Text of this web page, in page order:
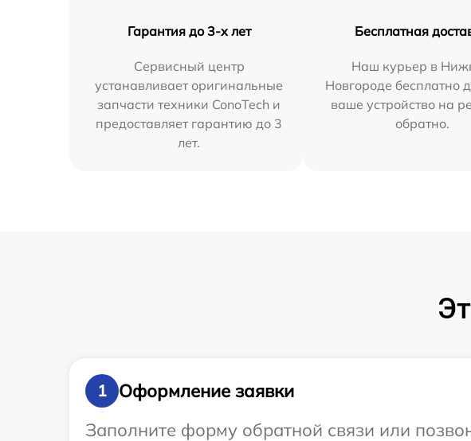
Гарантия до 3-х лет
Сервисный центр
устанавливает оригинальные
запчасти техники ConoTech и
предоставляет гарантию до 3
лет.
Бесплатная
Наш курьер в
Новгороде бесплатно
ваше устройство на
обратно.
1
Оформление заявки
Заполните форму обратной связи или